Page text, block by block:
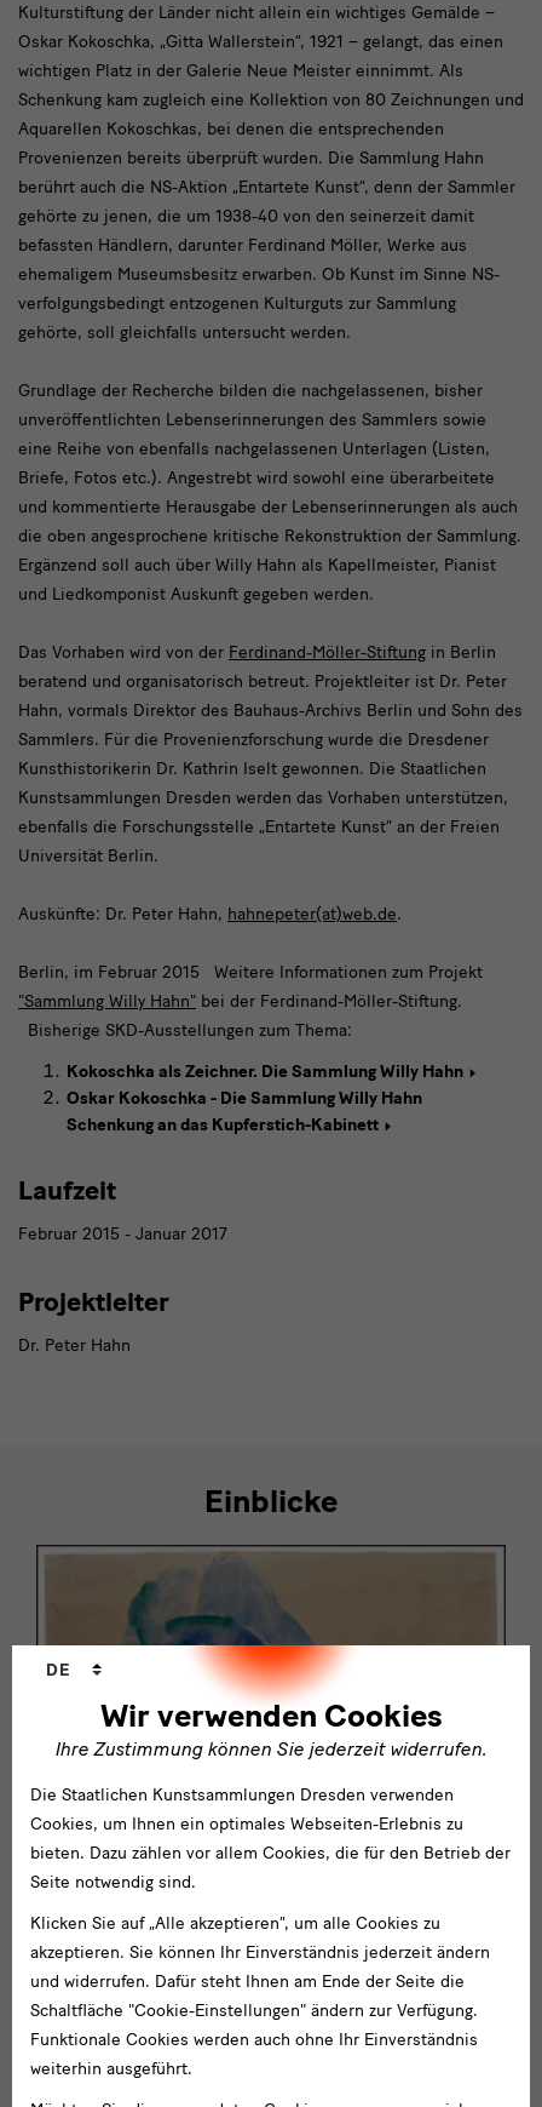
Kulturstiftung der Länder nicht allein ein wichtiges Gemälde –
Oskar Kokoschka, „Gitta Wallerstein“, 1921 – gelangt, das einen
wichtigen Platz in der Galerie Neue Meister einnimmt. Als
Schenkung kam zugleich eine Kollektion von 80 Zeichnungen und
Aquarellen Kokoschkas, bei denen die entsprechenden
Provenienzen bereits überprüft wurden. Die Sammlung Hahn
berührt auch die NS-Aktion „Entartete Kunst“, denn der Sammler
gehörte zu jenen, die um 1938-40 von den seinerzeit damit
befassten Händlern, darunter Ferdinand Möller, Werke aus
ehemaligem Museumsbesitz erwarben. Ob Kunst im Sinne NS-
verfolgungsbedingt entzogenen Kulturguts zur Sammlung
gehörte, soll gleichfalls untersucht werden.
Grundlage der Recherche bilden die nachgelassenen, bisher
unveröffentlichten Lebenserinnerungen des Sammlers sowie
eine Reihe von ebenfalls nachgelassenen Unterlagen (Listen,
Briefe, Fotos etc.). Angestrebt wird sowohl eine überarbeitete
und kommentierte Herausgabe der Lebenserinnerungen als auch
die oben angesprochene kritische Rekonstruktion der Sammlung.
Ergänzend soll auch über Willy Hahn als Kapellmeister, Pianist
und Liedkomponist Auskunft gegeben werden.
Das Vorhaben wird von der Ferdinand-Möller-Stiftung in Berlin
beratend und organisatorisch betreut. Projektleiter ist Dr. Peter
Hahn, vormals Direktor des Bauhaus-Archivs Berlin und Sohn des
Sammlers. Für die Provenienzforschung wurde die Dresdener
Kunsthistorikerin Dr. Kathrin Iselt gewonnen. Die Staatlichen
Kunstsammlungen Dresden werden das Vorhaben unterstützen,
ebenfalls die Forschungsstelle „Entartete Kunst“ an der Freien
Universität Berlin.
Auskünfte: Dr. Peter Hahn, hahnepeter(at)web.de.
Berlin, im Februar 2015 Weitere Informationen zum Projekt
"Sammlung Willy Hahn" bei der Ferdinand-Möller-Stiftung.
Bisherige SKD-Ausstellungen zum Thema:
Kokoschka als Zeichner. Die Sammlung Willy Hahn
Oskar Kokoschka - Die Sammlung Willy Hahn
Schenkung an das Kupferstich-Kabinett
Laufzeit
Februar 2015 - Januar 2017
Projektleiter
Dr. Peter Hahn
Einblicke
Wir verwenden Cookies
Ihre Zustimmung können Sie jederzeit widerrufen.
DE
Die Staatlichen Kunstsammlungen Dresden verwenden
Cookies, um Ihnen ein optimales Webseiten-Erlebnis zu
bieten. Dazu zählen vor allem Cookies, die für den Betrieb der
Seite notwendig sind.
Klicken Sie auf „Alle akzeptieren“, um alle Cookies zu
akzeptieren. Sie können Ihr Einverständnis jederzeit ändern
und widerrufen. Dafür steht Ihnen am Ende der Seite die
Schaltfläche "Cookie-Einstellungen" ändern zur Verfügung.
Funktionale Cookies werden auch ohne Ihr Einverständnis
weiterhin ausgeführt.